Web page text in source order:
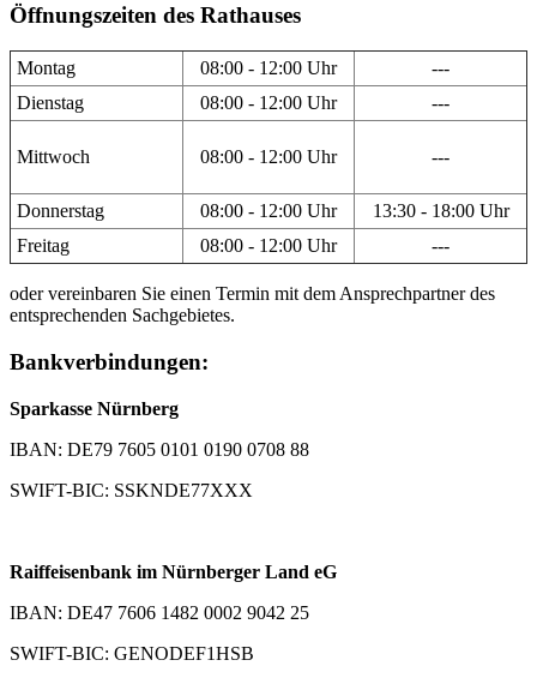
Öffnungszeiten des Rathauses
Montag 08:00 - 12:00 Uhr
---
Dienstag
08:00 - 12:00 Uhr ---
Mittwoch 08:00 - 12:00 Uhr ---
Donnerstag 08:00 - 12:00 Uhr
13:30 - 18:00 Uhr
Freitag
08:00 - 12:00 Uhr ---
oder vereinbaren Sie einen Termin mit dem Ansprechpartner des
entsprechenden Sachgebietes.
Bankverbindungen:
Sparkasse Nürnberg
IBAN: DE79 7605 0101 0190 0708 88
SWIFT-BIC: SSKNDE77XXX
Raiffeisenbank im Nürnberger Land eG
IBAN: DE47 7606 1482 0002 9042 25
SWIFT-BIC: GENODEF1HSB